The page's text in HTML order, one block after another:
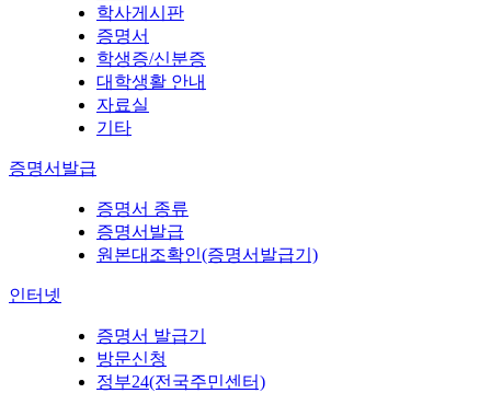
학사게시판
증명서
학생증/신분증
대학생활 안내
자료실
기타
증명서발급
증명서 종류
증명서발급
원본대조확인(증명서발급기)
인터넷
증명서 발급기
방문신청
정부24(전국주민센터)